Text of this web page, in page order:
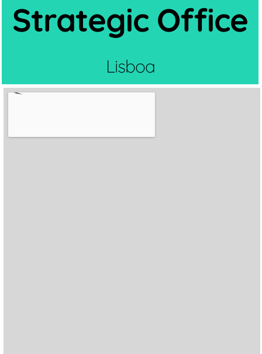
Strategic Office
Lisboa